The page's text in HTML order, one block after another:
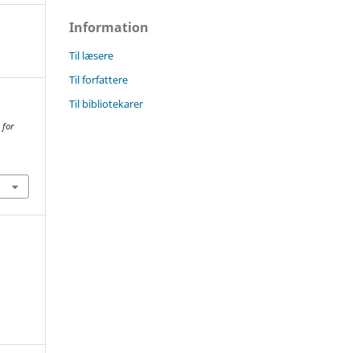
for
Information
Til læsere
Til forfattere
Til bibliotekarer